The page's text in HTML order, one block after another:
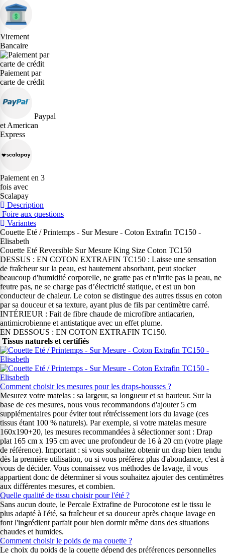
Virement
Bancaire
Paiement par
carte de crédit
Paypal
et American
Express
Paiement en 3
fois avec
Scalapay
Description
Foire aux questions
Variantes
Couette Eté / Printemps - Sur Mesure - Coton Extrafin TC150 -
Elisabeth
Couette Eté Reversible Sur Mesure King Size Coton TC150
DESSUS : EN COTON EXTRAFIN TC150 : Laisse une sensation
de fraîcheur sur la peau, est hautement absorbant, peut stocker
beaucoup d'humidité corporelle, ne gratte pas et n'irrite pas la peau, ne
feutre pas, ne se charge pas d’électricité statique, et est un bon
conducteur de chaleur. Le coton se distingue des autres tissus en coton
par sa douceur et sa texture, ayant plus de fils par centimètre carré.
INTÉRIEUR : Fait de fibre chaude de microfibre antiacarien,
antimicrobienne et antistatique avec un effet plume.
EN DESSOUS : EN COTON EXTRAFIN TC150.
Tissus naturels et certifiés
Comment choisir les mesures pour les draps-housses ?
Mesurez votre matelas : sa largeur, sa longueur et sa hauteur. Sur la
base de ces mesures, nous vous recommandons d'ajouter 5 cm
supplémentaires pour éviter tout rétrécissement lors du lavage (ces
tissus étant 100 % naturels). Par exemple, si votre matelas mesure
160x190+20, les mesures recommandées à sélectionner sont : Drap
plat 165 cm x 195 cm avec une profondeur de 16 à 20 cm (votre plage
de référence). Important : si vous souhaitez obtenir un drap bien tendu
dès la première utilisation, ou si vous préférez plus d'abondance, c'est à
vous de décider. Vous connaissez vos méthodes de lavage, il vous
appartient donc de déterminer si vous souhaitez ajouter des centimètres
aux différentes mesures, et combien.
Quelle qualité de tissu choisir pour l'été ?
Sans aucun doute, le Percale Extrafine de Purocotone est le tissu le
plus adapté à l'été, sa fraîcheur et sa douceur après chaque lavage en
font l'ingrédient parfait pour bien dormir même dans des situations
chaudes et humides.
Comment choisir le poids de ma couette ?
Le choix du poids de la couette dépend des préférences personnelles